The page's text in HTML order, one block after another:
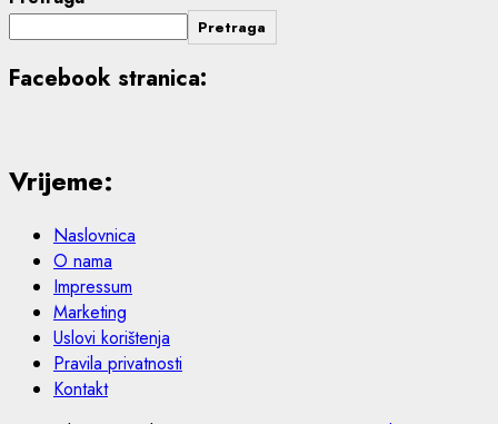
Pretraga
Facebook stranica:
Vrijeme:
Naslovnica
O nama
Impressum
Marketing
Uslovi korištenja
Pravila privatnosti
Kontakt